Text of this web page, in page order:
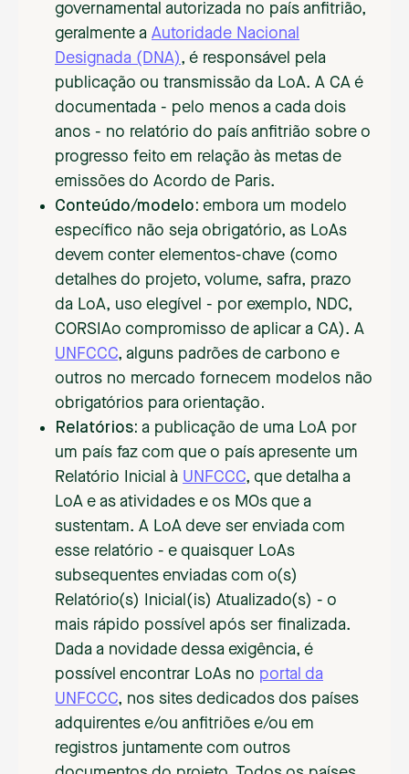
governamental autorizada no país anfitrião,
geralmente a Autoridade Nacional
Designada (DNA), é responsável pela
publicação ou transmissão da LoA. A CA é
documentada - pelo menos a cada dois
anos - no relatório do país anfitrião sobre o
progresso feito em relação às metas de
emissões do Acordo de Paris.
Conteúdo/modelo: embora um modelo
específico não seja obrigatório, as LoAs
devem conter elementos-chave (como
detalhes do projeto, volume, safra, prazo
da LoA, uso elegível - por exemplo, NDC,
CORSIAo compromisso de aplicar a CA). A
UNFCCC, alguns padrões de carbono e
outros no mercado fornecem modelos não
obrigatórios para orientação.
Relatórios: a publicação de uma LoA por
um país faz com que o país apresente um
Relatório Inicial à UNFCCC, que detalha a
LoA e as atividades e os MOs que a
sustentam. A LoA deve ser enviada com
esse relatório - e quaisquer LoAs
subsequentes enviadas com o(s)
Relatório(s) Inicial(is) Atualizado(s) - o
mais rápido possível após ser finalizada.
Dada a novidade dessa exigência, é
possível encontrar LoAs no portal da
UNFCCC, nos sites dedicados dos países
adquirentes e/ou anfitriões e/ou em
registros juntamente com outros